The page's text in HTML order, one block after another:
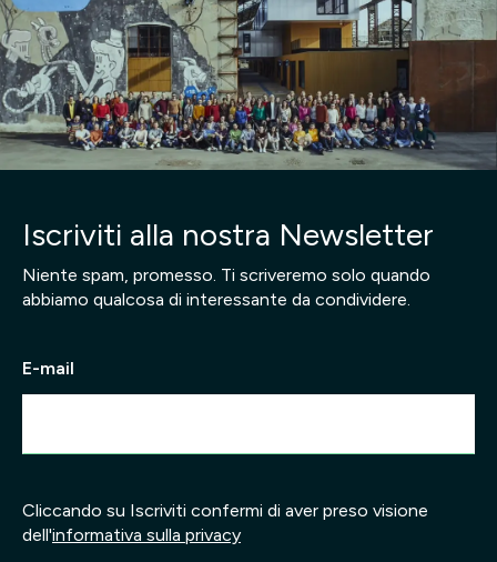
Iscriviti alla nostra Newsletter
Niente spam, promesso. Ti scriveremo solo quando
abbiamo qualcosa di interessante da condividere.
E-mail
Cliccando su Iscriviti confermi di aver preso visione
dell'informativa sulla privacy